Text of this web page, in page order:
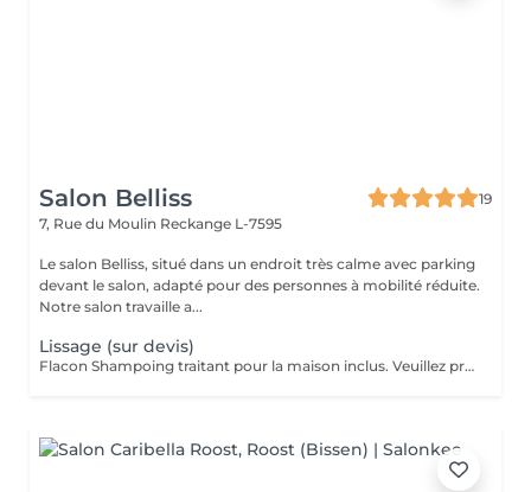
Salon Belliss
19
7, Rue du Moulin Reckange L-7595
Le salon Belliss, situé dans un endroit très calme avec parking
devant le salon, adapté pour des personnes à mobilité réduite.
Notre salon travaille a...
Lissage (sur devis)
Flacon Shampoing traitant pour la maison inclus. Veuillez prendre note que les prix indiqués sur Salonkee sont communiqués à titre informatif et s'entendent de base. Ces derniers sont susceptibles de varier selon le diagnostic réalisé à votre arrivée au salon et l'expertise du professionnel à qui vous confiez votre beauté. Dans tous les cas, un devis précis vous sera proposé et toutes réalisations de prestations seront effectuées avec votre accord. Un grand merci d'avance pour votre compréhension. Au plaisir de vous recevoir très vite.